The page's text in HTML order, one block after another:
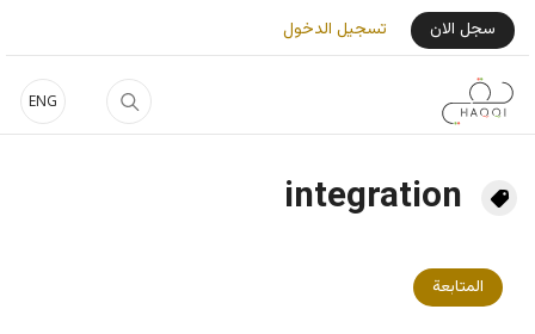
تجاوز إلى المحتوى الرئيسي
ENG
User Login Menu
سجل الان تسجيل الدخول
integration
المتابعة